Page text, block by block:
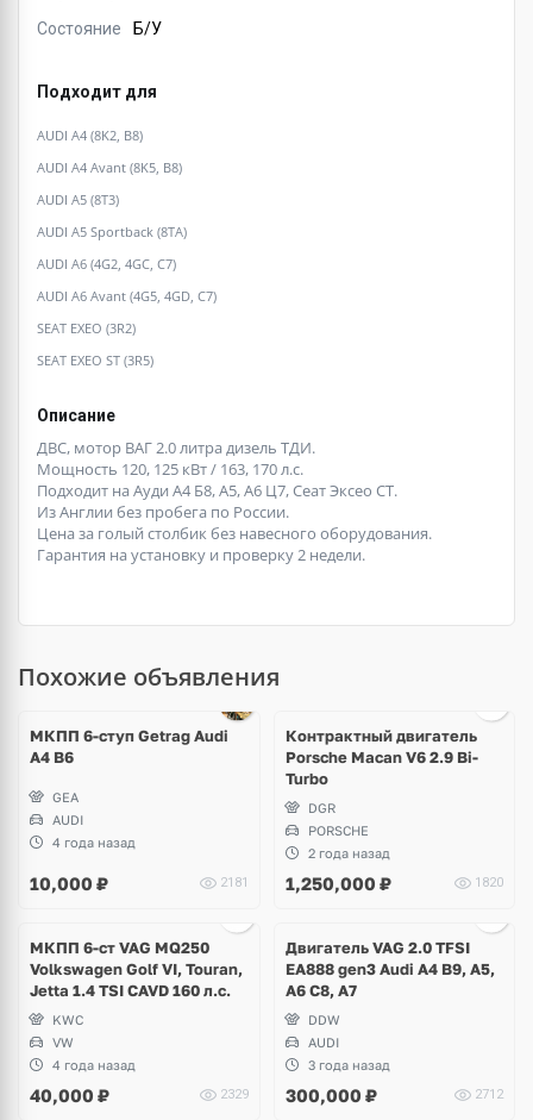
Состояние Б/У
Подходит для
AUDI A4 (8K2, B8)
AUDI A4 Avant (8K5, B8)
AUDI A5 (8T3)
AUDI A5 Sportback (8TA)
AUDI A6 (4G2, 4GC, C7)
AUDI A6 Avant (4G5, 4GD, C7)
SEAT EXEO (3R2)
SEAT EXEO ST (3R5)
Описание
ДВС, мотор ВАГ 2.0 литра дизель ТДИ.
Мощность 120, 125 кВт / 163, 170 л.с.
Подходит на Ауди А4 Б8, А5, А6 Ц7, Сеат Эксео СТ.
Из Англии без пробега по России.
Цена за голый столбик без навесного оборудования.
Гарантия на установку и проверку 2 недели.
Похожие объявления
МКПП 6-ступ Getrag Audi
A4 B6
GEA
AUDI
4 года назад
10,000 ₽ 2181
Контрактный двигатель
Porsche Macan V6 2.9 Bi-
Turbo
DGR
PORSCHE
2 года назад
1,250,000 ₽ 1820
МКПП 6-ст VAG MQ250
Volkswagen Golf VI, Touran,
Jetta 1.4 TSI CAVD 160 л.с.
KWC
VW
4 года назад
40,000 ₽ 2329
Двигатель VAG 2.0 TFSI
EA888 gen3 Audi A4 B9, A5,
A6 C8, A7
DDW
AUDI
3 года назад
300,000 ₽ 2712